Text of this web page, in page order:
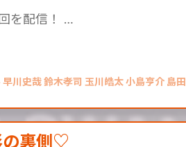
を配信！ …
川史哉 鈴木孝司 玉川皓太 小島亨介 島
の裏側♡